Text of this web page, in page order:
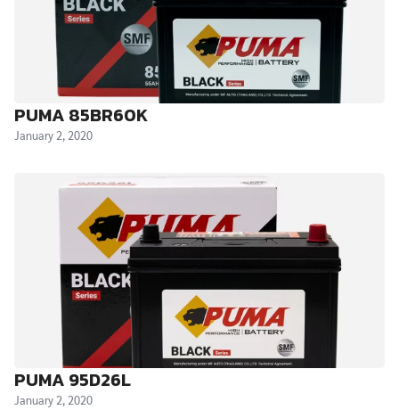
PUMA 85BR60K
January 2, 2020
PUMA 95D26L
January 2, 2020